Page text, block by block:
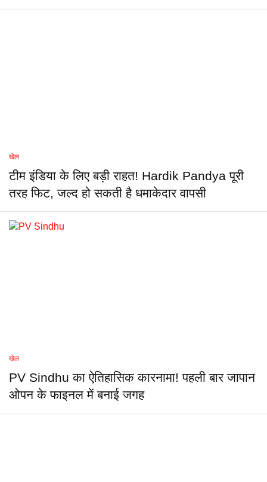
खेल
टीम इंडिया के लिए बड़ी राहत! Hardik Pandya पूरी
तरह फिट, जल्द हो सकती है धमाकेदार वापसी
खेल
PV Sindhu का ऐतिहासिक कारनामा! पहली बार जापान
ओपन के फाइनल में बनाई जगह